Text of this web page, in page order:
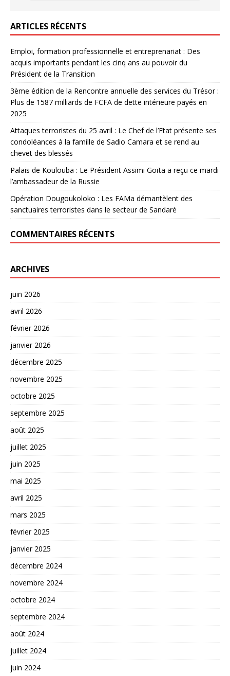
ARTICLES RÉCENTS
Emploi, formation professionnelle et entreprenariat : Des
acquis importants pendant les cinq ans au pouvoir du
Président de la Transition
3ème édition de la Rencontre annuelle des services du Trésor :
Plus de 1587 milliards de FCFA de dette intérieure payés en
2025
Attaques terroristes du 25 avril : Le Chef de l’Etat présente ses
condoléances à la famille de Sadio Camara et se rend au
chevet des blessés
Palais de Koulouba : Le Président Assimi Goïta a reçu ce mardi
l’ambassadeur de la Russie
Opération Dougoukoloko : Les FAMa démantèlent des
sanctuaires terroristes dans le secteur de Sandaré
COMMENTAIRES RÉCENTS
ARCHIVES
juin 2026
avril 2026
février 2026
janvier 2026
décembre 2025
novembre 2025
octobre 2025
septembre 2025
août 2025
juillet 2025
juin 2025
mai 2025
avril 2025
mars 2025
février 2025
janvier 2025
décembre 2024
novembre 2024
octobre 2024
septembre 2024
août 2024
juillet 2024
juin 2024